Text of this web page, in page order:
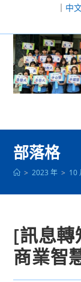
至
｜ 中
部落格
> 2023 年 > 10
[訊息轉
商業智